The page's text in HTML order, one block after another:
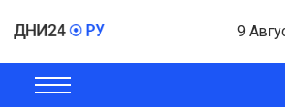
9
ОБЩЕСТВО